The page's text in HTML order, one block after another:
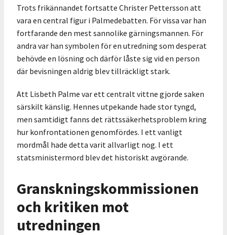
Trots frikännandet fortsatte Christer Pettersson att
vara en central figur i Palmedebatten. För vissa var han
fortfarande den mest sannolike gärningsmannen. För
andra var han symbolen för en utredning som desperat
behövde en lösning och därför låste sig vid en person
där bevisningen aldrig blev tillräckligt stark.
Att Lisbeth Palme var ett centralt vittne gjorde saken
särskilt känslig. Hennes utpekande hade stor tyngd,
men samtidigt fanns det rättssäkerhetsproblem kring
hur konfrontationen genomfördes. I ett vanligt
mordmål hade detta varit allvarligt nog. I ett
statsministermord blev det historiskt avgörande.
Granskningskommissionen
och kritiken mot
utredningen